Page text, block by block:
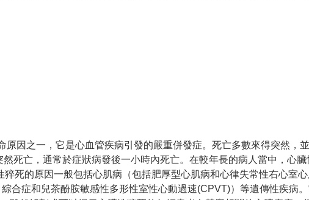
因之一，它是心血管疾病引發的嚴重併發症。死亡多數來得突然，
然死亡，通常於症狀病發後一小時內死亡。在較年長的病人當中，心
死的原因一般包括心肌病（包括肥厚型心肌病和心律失常性右心室
合症和兒茶酚胺敏感性多形性室性心動過速(CPVT)）等遺傳性疾病